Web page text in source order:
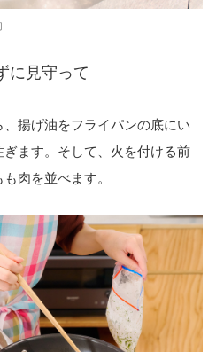
に見守って
揚げ油をフライパンの底にい
ぎます。そして、火を付ける前
肉を並べます。